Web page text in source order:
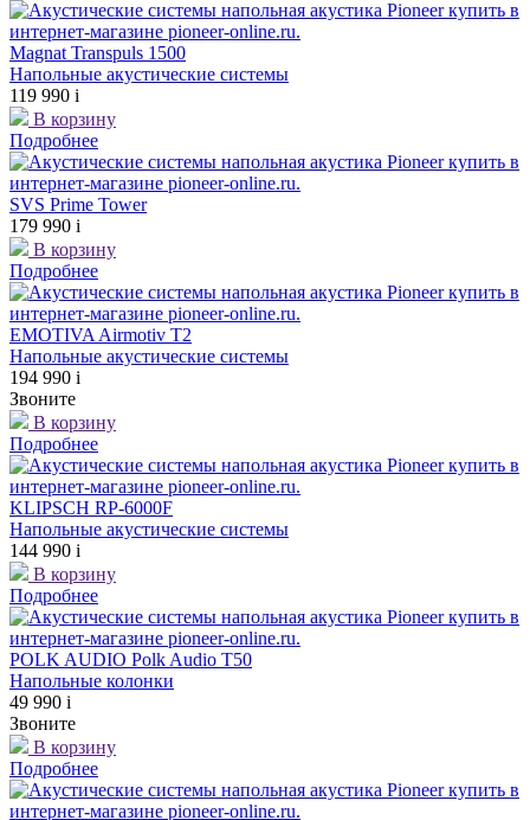
Magnat Transpuls 1500
Напольные акустические системы
119 990 i
В корзину
Подробнее
SVS Prime Tower
179 990 i
В корзину
Подробнее
EMOTIVA Airmotiv T2
Напольные акустические системы
194 990 i
Звоните
В корзину
Подробнее
KLIPSCH RP-6000F
Напольные акустические системы
144 990 i
В корзину
Подробнее
POLK AUDIO Polk Audio T50
Напольные колонки
49 990 i
Звоните
В корзину
Подробнее